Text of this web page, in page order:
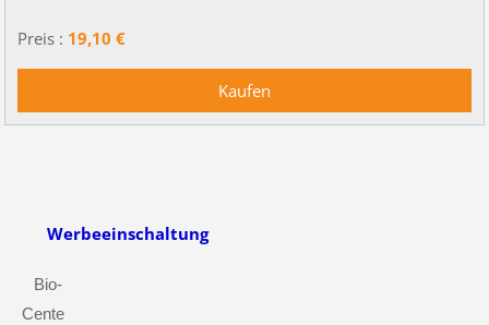
Preis : 19,10 €
Werbeeinschaltung
Bio-
Cente